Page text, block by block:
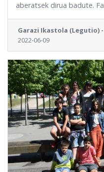
aberatsek dirua badute.
Garazi Ikastola (Legutio) -
2022-06-09